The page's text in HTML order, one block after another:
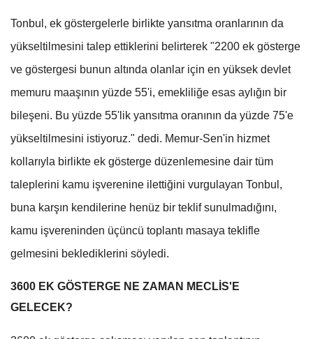
Tonbul, ek göstergelerle birlikte yansıtma oranlarının da
yükseltilmesini talep ettiklerini belirterek "2200 ek gösterge
ve göstergesi bunun altında olanlar için en yüksek devlet
memuru maaşının yüzde 55'i, emekliliğe esas aylığın bir
bileşeni. Bu yüzde 55'lik yansıtma oranının da yüzde 75'e
yükseltilmesini istiyoruz." dedi. Memur-Sen'in hizmet
kollarıyla birlikte ek gösterge düzenlemesine dair tüm
taleplerini kamu işverenine ilettiğini vurgulayan Tonbul,
buna karşın kendilerine henüz bir teklif sunulmadığını,
kamu işvereninden üçüncü toplantı masaya teklifle
gelmesini beklediklerini söyledi.
3600 EK GÖSTERGE NE ZAMAN MECLİS'E
GELECEK?